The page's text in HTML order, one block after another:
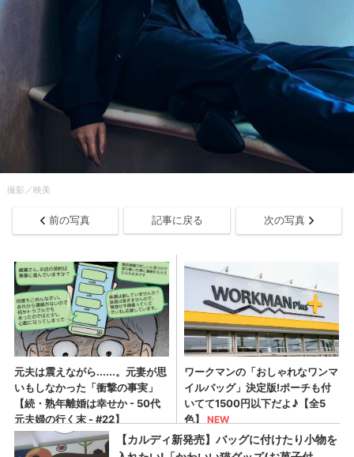
撮影／映美
前の写真 記事に戻る 次の写真